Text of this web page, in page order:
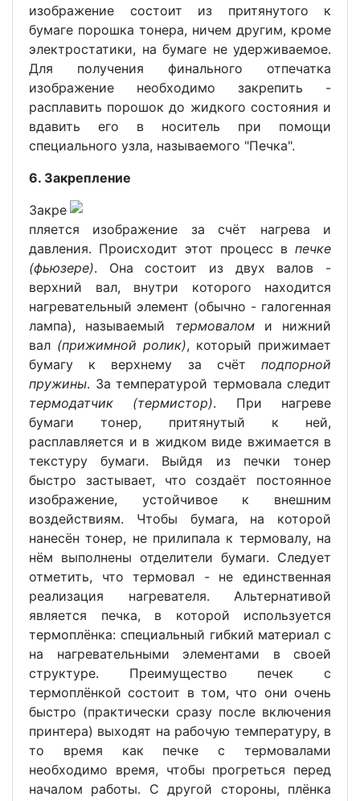
изображение состоит из притянутого к
бумаге порошка тонера, ничем другим, кроме
электростатики, на бумаге не удерживаемое.
Для получения финального отпечатка
изображение необходимо закрепить -
расплавить порошок до жидкого состояния и
вдавить его в носитель при помощи
специального узла, называемого "Печка".
6. Закрепление
Закре
пляется изображение за счёт нагрева и
давления. Происходит этот процесс в печке
(фьюзере). Она состоит из двух валов -
верхний вал, внутри которого находится
нагревательный элемент (обычно - галогенная
лампа), называемый термоваломи нижний
вал (прижимной ролик), который прижимает
бумагу к верхнему за счёт подпорной
пружины. За температурой термовала следит
термодатчик (термистор). При нагреве
бумаги тонер, притянутый к ней,
расплавляется и в жидком виде вжимается в
текстуру бумаги. Выйдя из печки тонер
быстро застывает, что создаёт постоянное
изображение, устойчивое к внешним
воздействиям. Чтобы бумага, на которой
нанесён тонер, не прилипала к термовалу, на
нём выполнены отделители бумаги. Следует
отметить, что термовал - не единственная
реализация нагревателя. Альтернативой
является печка, в которой используется
термоплёнка: специальный гибкий материал с
на нагревательными элементами в своей
структуре. Преимущество печек с
термоплёнкой состоит в том, что они очень
быстро (практически сразу после включения
принтера) выходят на рабочую температуру, в
то время как печке с термовалами
необходимо время, чтобы прогреться перед
началом работы. С другой стороны, плёнка